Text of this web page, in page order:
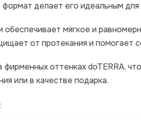
делает его идеальным
обеспечивает мягкое и
от протекания и помогает
фирменных оттенках doTERRA,
или в качестве подарка.